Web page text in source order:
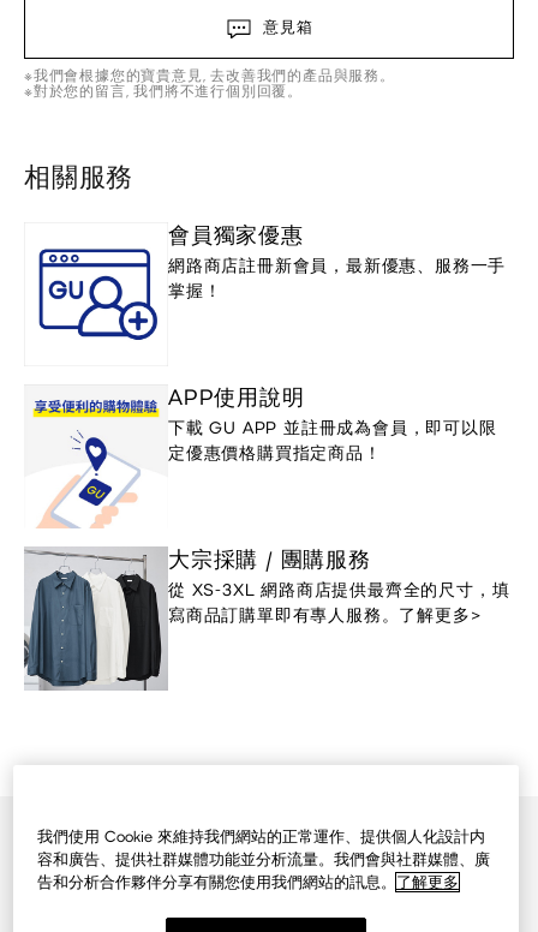
意見箱
※我們會根據您的寶貴意見, 去改善我們的產品與服務。
※對於您的留言, 我們將不進行個別回覆。
相關服務
會員獨家優惠
網路商店註冊新會員，最新優惠、服務一手
掌握！
APP使用說明
下載 GU APP 並註冊成為會員，即可以限
定優惠價格購買指定商品！
大宗採購 / 團購服務
從 XS-3XL 網路商店提供最齊全的尺寸，填
寫商品訂購單即有專人服務。了解更多>
GU網路商店首頁
會員與優惠券
店鋪資訊
我們使用 Cookie 來維持我們網站的正常運作、提供個人化設計内
容和廣告、提供社群媒體功能並分析流量。我們會與社群媒體、廣
告和分析合作夥伴分享有關您使用我們網站的訊息。 了解更多